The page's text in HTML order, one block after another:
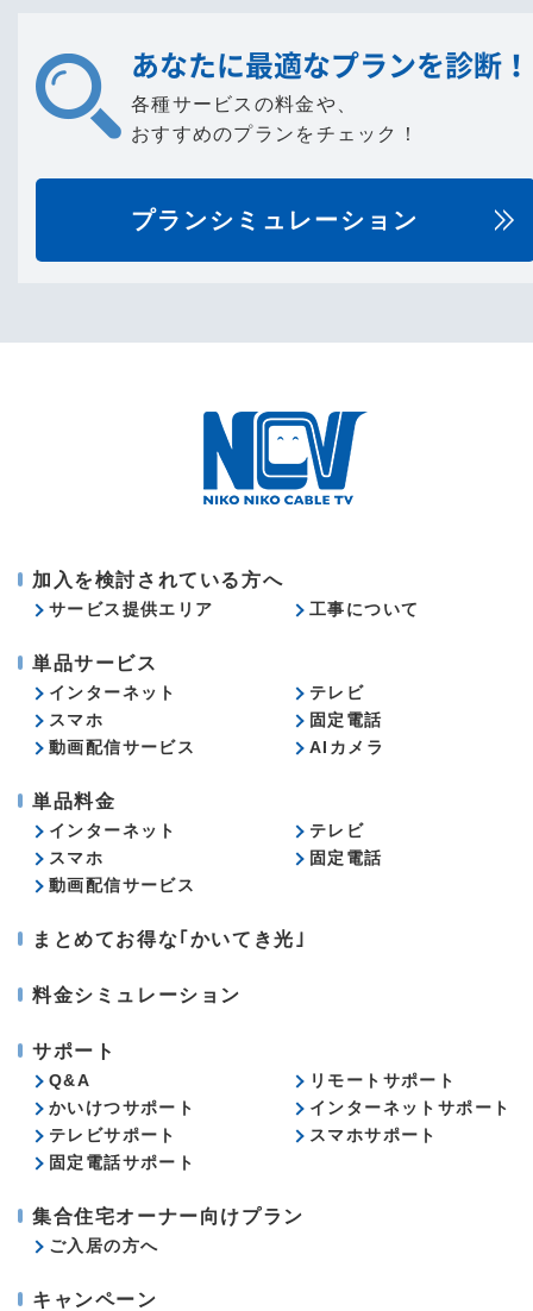
あなたに最適なプランを診断！
各種サービスの料金や、
おすすめのプランをチェック！
プランシミュレーション
加入を検討されている方へ
サービス提供エリア 工事について
単品サービス
インターネット
テレビ
スマホ
固定電話
動画配信サービス
AIカメラ
単品料金
インターネット
テレビ
スマホ
固定電話
動画配信サービス
まとめてお得な｢かいてき光｣
料金シミュレーション
サポート
Q&A
リモートサポート
かいけつサポート
インターネットサポート
テレビサポート
スマホサポート
固定電話サポート
集合住宅オーナー向けプラン
ご入居の方へ
キャンペーン